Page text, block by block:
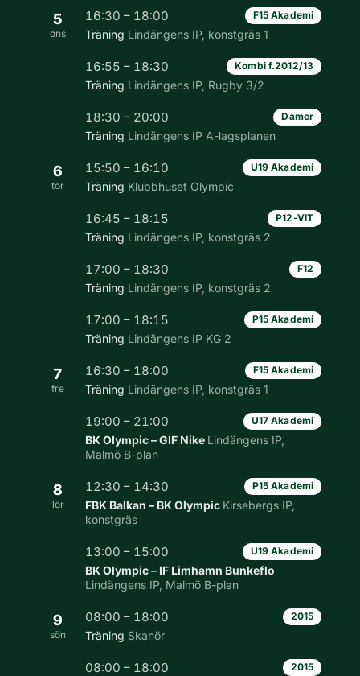
5
ons
16:30 – 18:00 F15 Akademi
Träning Lindängens IP, konstgräs 1
16:55 – 18:30 Kombi f.2012/13
Träning Lindängens IP, Rugby 3/2
18:30 – 20:00 Damer
Träning Lindängens IP A-lagsplanen
6
tor
15:50 – 16:10 U19 Akademi
Träning Klubbhuset Olympic
16:45 – 18:15 P12-VIT
Träning Lindängens IP, konstgräs 2
17:00 – 18:30 F12
Träning Lindängens IP, konstgräs 2
17:00 – 18:15 P15 Akademi
Träning Lindängens IP KG 2
7
fre
16:30 – 18:00 F15 Akademi
Träning Lindängens IP, konstgräs 1
19:00 – 21:00 U17 Akademi
BK Olympic – GIF Nike Lindängens IP,
Malmö B-plan
8
lör
12:30 – 14:30 P15 Akademi
FBK Balkan – BK Olympic Kirsebergs IP,
konstgräs
13:00 – 15:00 U19 Akademi
BK Olympic – IF Limhamn Bunkeflo
Lindängens IP, Malmö B-plan
9
sön
08:00 – 18:00 2015
Träning Skanör
08:00 – 18:00 2015